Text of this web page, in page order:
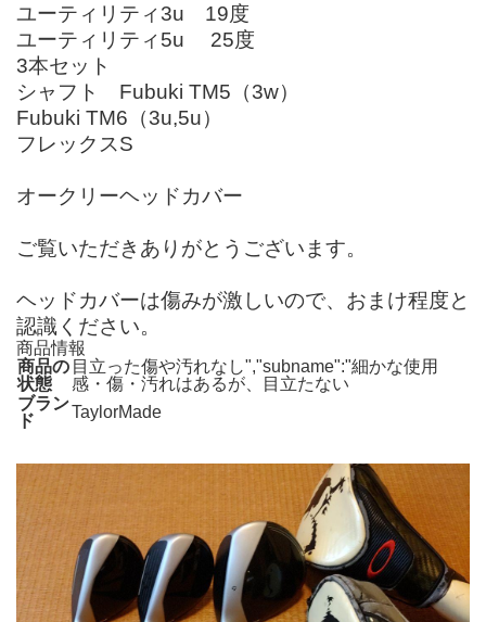
ユーティリティ3u 19度
ユーティリティ5u 25度
3本セット
シャフト Fubuki TM5（3w）
Fubuki TM6（3u,5u）
フレックスS
オークリーヘッドカバー
ご覧いただきありがとうございます。
ヘッドカバーは傷みが激しいので、おまけ程度と
認識ください。
商品情報
商品の
状態
目立った傷や汚れなし","subname":"細かな使用
感・傷・汚れはあるが、目立たない
ブラン
ド
TaylorMade